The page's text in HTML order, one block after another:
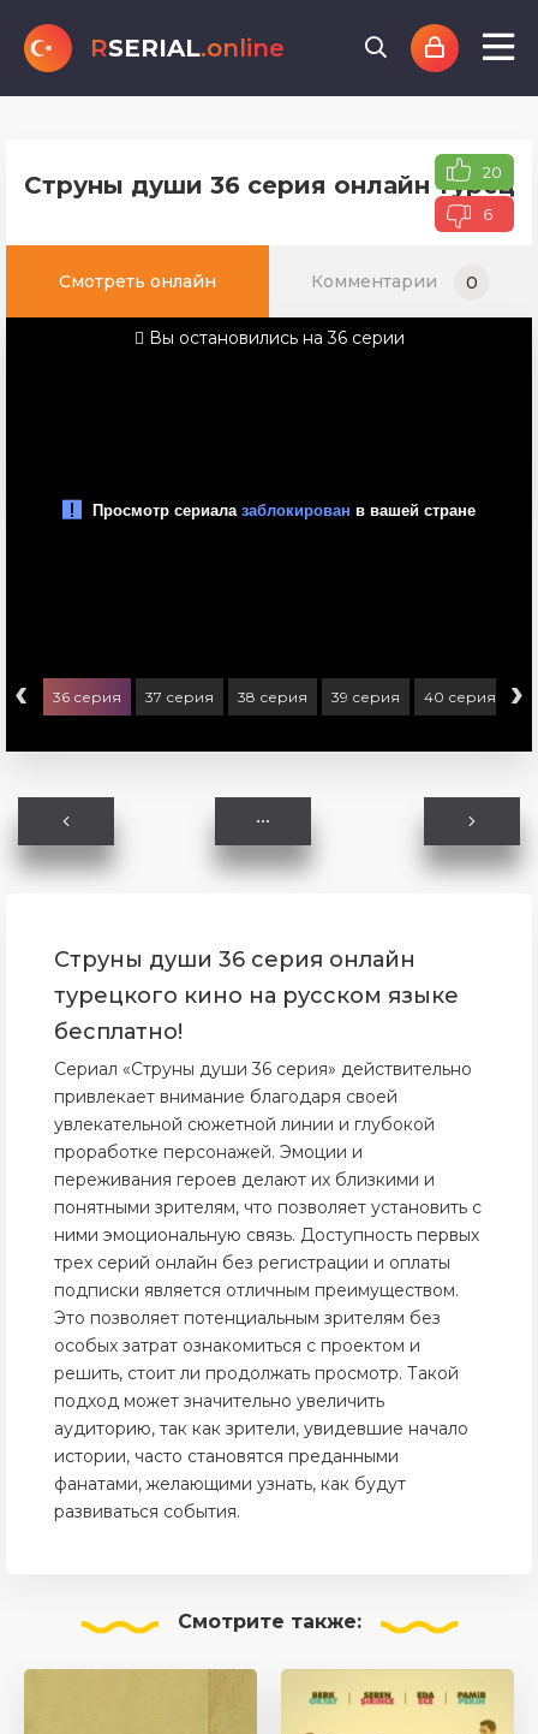
RSERIAL.online
Струны души 36 серия онлайн 20
6
Смотреть онлайн Комментарии 0
Вы остановились на 36 серии
‹ 36 серия 37 серия 38 серия 39 серия 40 серия ›
Струны души 36 серия онлайн
турецкого кино на русском языке
бесплатно!
Сериал «Струны души 36 серия» действительно
привлекает внимание благодаря своей
увлекательной сюжетной линии и глубокой
проработке персонажей. Эмоции и
переживания героев делают их близкими и
понятными зрителям, что позволяет установить с
ними эмоциональную связь. Доступность первых
трех серий онлайн без регистрации и оплаты
подписки является отличным преимуществом.
Это позволяет потенциальным зрителям без
особых затрат ознакомиться с проектом и
решить, стоит ли продолжать просмотр. Такой
подход может значительно увеличить
аудиторию, так как зрители, увидевшие начало
истории, часто становятся преданными
фанатами, желающими узнать, как будут
развиваться события.
Смотрите также: